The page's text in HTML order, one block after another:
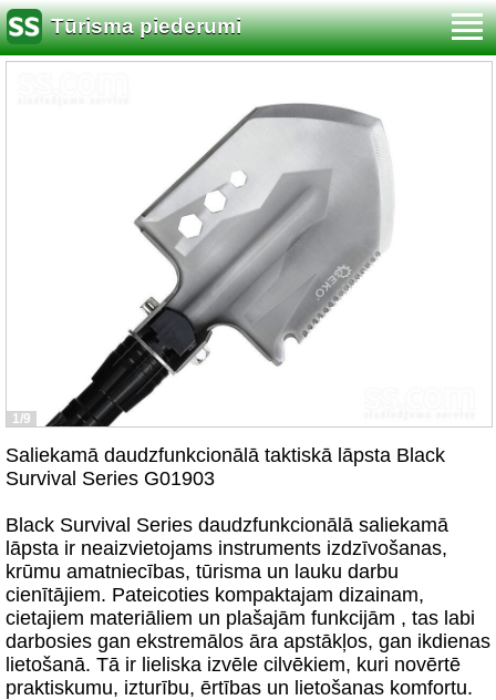
Tūrisma piederumi
1/9
Saliekamā daudzfunkcionālā taktiskā lāpsta Black
Survival Series G01903
Black Survival Series daudzfunkcionālā saliekamā
lāpsta ir neaizvietojams instruments izdzīvošanas,
krūmu amatniecības, tūrisma un lauku darbu
cienītājiem. Pateicoties kompaktajam dizainam,
cietajiem materiāliem un plašajām funkcijām , tas labi
darbosies gan ekstremālos āra apstākļos, gan ikdienas
lietošanā. Tā ir lieliska izvēle cilvēkiem, kuri novērtē
praktiskumu, izturību, ērtības un lietošanas komfortu.